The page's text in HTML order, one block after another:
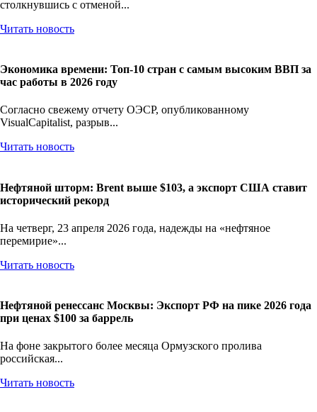
столкнувшись с отменой...
Читать новость
Экономика времени: Топ-10 стран с самым высоким ВВП за
час работы в 2026 году
Согласно свежему отчету ОЭСР, опубликованному
VisualCapitalist, разрыв...
Читать новость
Нефтяной шторм: Brent выше $103, а экспорт США ставит
исторический рекорд
На четверг, 23 апреля 2026 года, надежды на «нефтяное
перемирие»...
Читать новость
Нефтяной ренессанс Москвы: Экспорт РФ на пике 2026 года
при ценах $100 за баррель
На фоне закрытого более месяца Ормузского пролива
российская...
Читать новость